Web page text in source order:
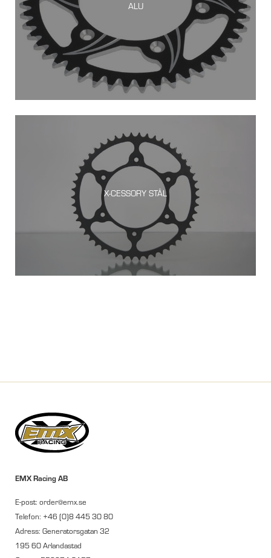
ALU
X-CESSORY STÅL
EMX Racing AB
E-post: order@emx.se
Telefon: +46 (0)8 445 30 80
Adress: Generatorsgatan 32
195 60 Arlandastad